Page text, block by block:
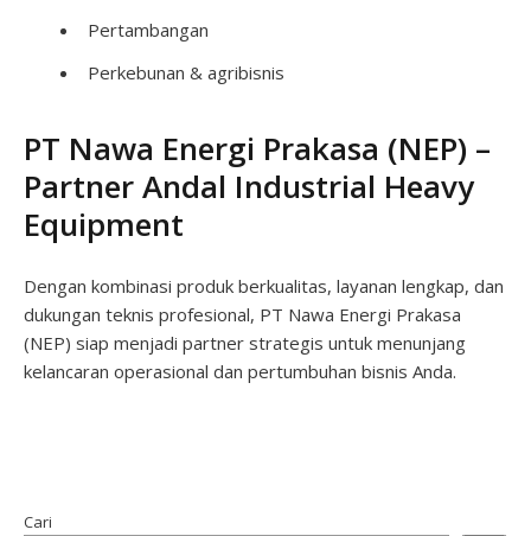
Pertambangan
Perkebunan & agribisnis
PT Nawa Energi Prakasa (NEP) –
Partner Andal Industrial Heavy
Equipment
Dengan kombinasi produk berkualitas, layanan lengkap, dan
dukungan teknis profesional, PT Nawa Energi Prakasa
(NEP) siap menjadi partner strategis untuk menunjang
kelancaran operasional dan pertumbuhan bisnis Anda.
Cari